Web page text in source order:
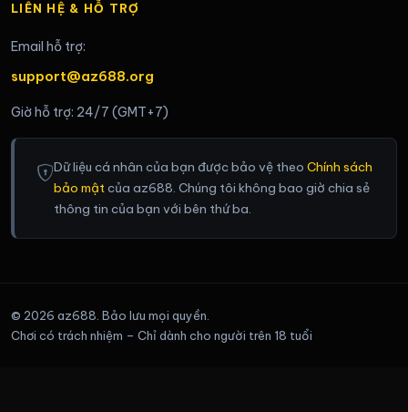
LIÊN HỆ & HỖ TRỢ
Email hỗ trợ:
support@az688.org
Giờ hỗ trợ: 24/7 (GMT+7)
Dữ liệu cá nhân của bạn được bảo vệ theo Chính sách
bảo mậtcủa az688. Chúng tôi không bao giờ chia sẻ
thông tin của bạn với bên thứ ba.
© 2026 az688. Bảo lưu mọi quyền.
Chơi có trách nhiệm – Chỉ dành cho người trên 18 tuổi